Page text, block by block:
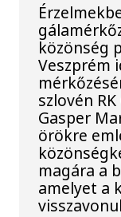
közönség
Veszprém
szlovén
Gasper
örökre
magára a
amelyet a